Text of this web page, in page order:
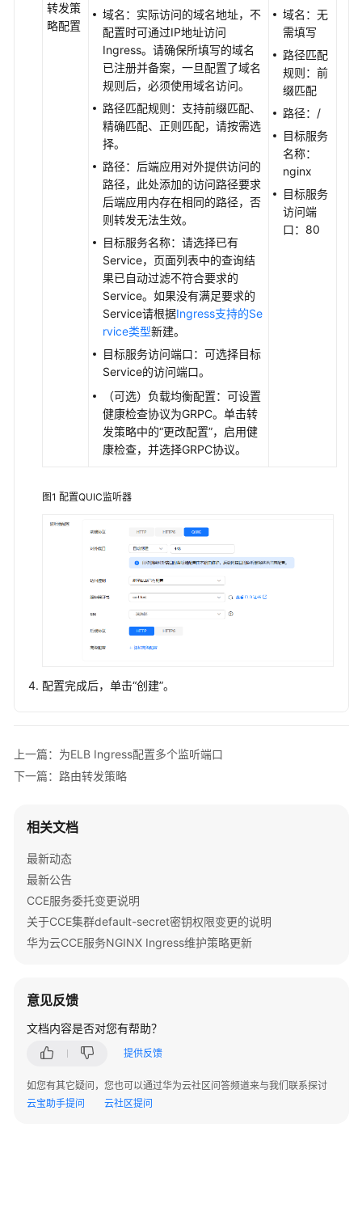
Ingress
和
Nginx
Ingress
通
过
控
制
台
创
建
ELB
Ingress
通
Kubectl
行
建
ELB
Ingress
配
集
证
协
议
置
ELB
Ingress
转发策
略配置
域名：实际访问的域名地址，不
配置时可通过IP地址访问
Ingress。请确保所填写的域名
已注册并备案，一旦配置了域名
规则后，必须使用域名访问。
路径匹配规则：支持前缀匹配、
精确匹配、 正则匹配，请按需选
择。
路径：后端应用对外提供访问的
路径，此处添加的访问路径要求
后端应用内存在相同的路径，否
则转发无法生效。
目标服务名称：请选择已有
Service，页面列表中的查询结
果已自动过滤不符合要求的
Service。如果没有满足要求的
Service请根据Ingress支持的Se
rvice类型新建。
目标服务访问端口：可选择目标
Service的访问端口。
（可选）负载均衡配置：可设置
健康检查协议为GRPC。单击转
发策略中的“更改配置”，启用健
康检查，并选择GRPC协议。
域名：无
需填写
路径匹配
规则： 前
缀匹配
路径：/
目标服务
名称：
nginx
目标服务
访问端
口：80
图1 配置QUIC监听器
配置完成后，单击“创建”。
上一篇：为ELB Ingress配置多个监听端口
下一篇：路由转发策略
相关文档
最新动态
最新公告
CCE服务委托变更说明
关于CCE集群default-secret密钥权限变更的说明
华为云CCE服务NGINX Ingress维护策略更新
意见反馈
文档内容是否对您有帮助？
提供反馈
如您有其它疑问，您也可以通过华为云社区问答频道来与我们联系探讨
云宝助手提问
云社区提问